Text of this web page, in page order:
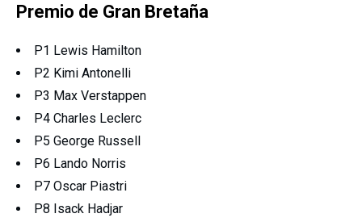
Premio de Gran Bretaña
P1 Lewis Hamilton
P2 Kimi Antonelli
P3 Max Verstappen
P4 Charles Leclerc
P5 George Russell
P6 Lando Norris
P7 Oscar Piastri
P8 Isack Hadjar